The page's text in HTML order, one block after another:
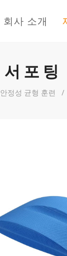
회사 소개
서포팅
안정성 균형 훈련